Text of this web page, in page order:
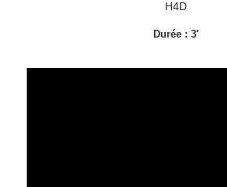
H4D
Durée : 3′